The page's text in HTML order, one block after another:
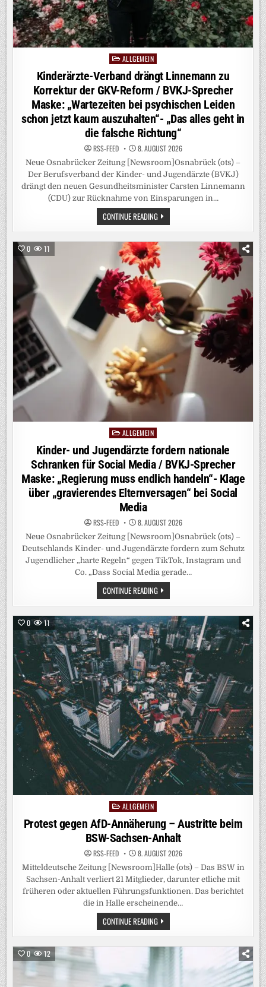
Posted
in
ALLGEMEIN
Kinderärzte-Verband drängt Linnemann zu
Korrektur der GKV-Reform / BVKJ-Sprecher
Maske: „Wartezeiten bei psychischen Leiden
schon jetzt kaum auszuhalten“- „Das alles geht in
die falsche Richtung“
RSS-FEED 8. AUGUST 2026
Neue Osnabrücker Zeitung [Newsroom]Osnabrück (ots) –
Der Berufsverband der Kinder- und Jugendärzte (BVKJ)
drängt den neuen Gesundheitsminister Carsten Linnemann
(CDU) zur Rücknahme von Einsparungen in…
CONTINUE READINGKINDERÄRZTE-
VERBAND
DRÄNGT
ZU
KORREKTUR
DER
GKV-
REFORM
/
BVKJ-
SPRECHER
MASKE:
„WARTEZEITEN
BEI
PSYCHISCHEN
SCHON
JETZT
KAUM
AUSZUHALTEN“-
„DAS
ALLES
GEHT
FALSCHE
RICHTUNG“
0 11
PostedALLGEMEIN
Kinder- und Jugendärzte fordern nationale
Schranken für Social Media / BVKJ-Sprecher
Maske: „Regierung muss endlich handeln“- Klage
über „gravierendes Elternversagen“ bei Social
Media
RSS-FEED 8. AUGUST 2026
Neue Osnabrücker Zeitung [Newsroom]Osnabrück (ots) –
Deutschlands Kinder- und Jugendärzte fordern zum Schutz
Jugendlicher „harte Regeln“ gegen TikTok, Instagram und
Co. „Dass Social Media gerade…
CONTINUE READINGKINDER-
UND
JUGENDÄRZTE
NATIONALE
SCHRANKEN
FÜR
SOCIAL
MEDIA
/
BVKJ-
SPRECHER
MASKE:
„REGIERUNG
MUSS
ENDLICH
HANDELN“-
KLAGE
ÜBER
„GRAVIERENDES
ELTERNVERSAGEN“
SOCIAL
MEDIA
0 11
Posted
in
ALLGEMEIN
Protest gegen AfD-Annäherung – Austritte beim
BSW-Sachsen-Anhalt
RSS-FEED 8. AUGUST 2026
Mitteldeutsche Zeitung [Newsroom]Halle (ots) – Das BSW in
Sachsen-Anhalt verliert 21 Mitglieder, darunter etliche mit
früheren oder aktuellen Führungsfunktionen. Das berichtet
die in Halle erscheinende…
CONTINUE READINGPROTEST
GEGEN
AFD-
ANNÄHERUNG
–
AUSTRITTE
BEIM
0 12